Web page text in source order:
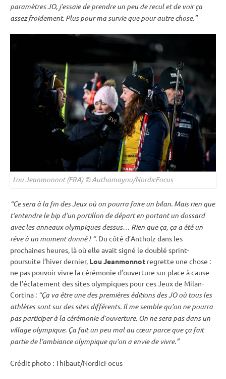
paramètres JO, j’essaie de prendre un peu de recul et de voir ça
assez froidement. Plus pour ma survie que pour autre chose.”
Lou Jeanmonnot (FRA) © Authamayou/NordicFocus
“Ce sera à la fin des Jeux où on pourra faire un bilan. Mais rien que
t’entendre le bip d’un portillon de départ en portant un dossard
avec les anneaux olympiques dessus… Rien que ça, ça a été un
rêve à un moment donné ! “. Du côté d’Antholz dans les
prochaines heures, là où elle avait signé le doublé sprint-
poursuite l’hiver dernier, Lou Jeanmonnot regrette une chose :
ne pas pouvoir vivre la cérémonie d’ouverture sur place à cause
de l’éclatement des sites olympiques pour ces Jeux de Milan-
Cortina : “Ça va être une des premières éditions des JO où tous les
athlètes sont sur des sites différents. Il me semble qu’on ne pourra
pas participer à la cérémonie d’ouverture. On ne sera pas dans un
village olympique. Ça fait un peu mal au cœur parce que ça fait
partie de l’ambiance olympique qu’on a envie de vivre.”
Crédit photo : Thibaut/NordicFocus